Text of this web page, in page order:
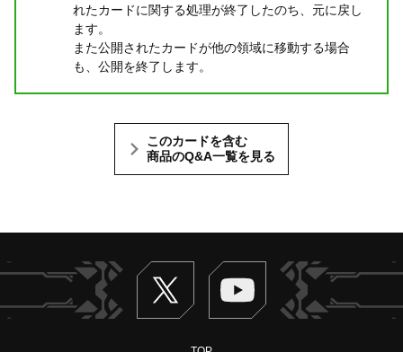
れたカードに関する処理が終了したのち、元に戻し
ます。
また公開されたカードが他の領域に移動する場合
も、公開を終了します。
このカードを含む
商品のQ&A一覧を見る
Twitter ヴァンガードch